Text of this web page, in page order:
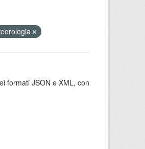
formati JSON e XML, con